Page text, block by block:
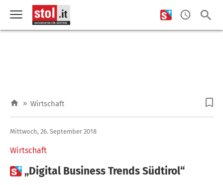
» Wirtschaft
Wirtschaft
Mittwoch, 26. September 2018
„Digital Business Trends Südtirol“